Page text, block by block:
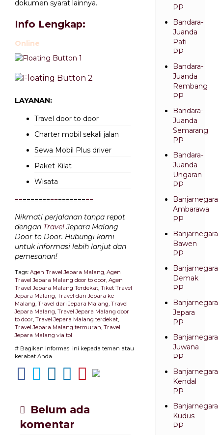
dokumen syarat lainnya.
Info Lengkap:
Online
LAYANAN:
Travel door to door
Charter mobil sekali jalan
Sewa Mobil Plus driver
Paket Kilat
Wisata
====================
Nikmati perjalanan tanpa repot
dengan TravelJepara Malang
Door to Door. Hubungi kami
untuk informasi lebih lanjut dan
pemesanan!
Tags: Agen Travel Jepara Malang Agen
Travel Jepara Malang door to door Agen
Travel Jepara Malang Terdekat Tiket Travel
Jepara Malang Travel dari Jepara ke
Malang Travel dari Jepara Malang Travel
Jepara Malang Travel Jepara Malang door
to door Travel Jepara Malang terdekat
Travel Jepara Malang termurah Travel
Jepara Malang via tol
# Bagikan informasi ini kepada teman atau
kerabat Anda
Belum ada
komentar
PP
Bandara-
Juanda
Pati
PP
Bandara-
Juanda
Rembang
PP
Bandara-
Juanda
Semarang
PP
Bandara-
Juanda
Ungaran
PP
Banjarnegara
Ambarawa
PP
Banjarnegara
Bawen
PP
Banjarnegara
Demak
PP
Banjarnegara
Jepara
PP
Banjarnegara
Juwana
PP
Banjarnegara
Kendal
PP
Banjarnegara
Kudus
PP